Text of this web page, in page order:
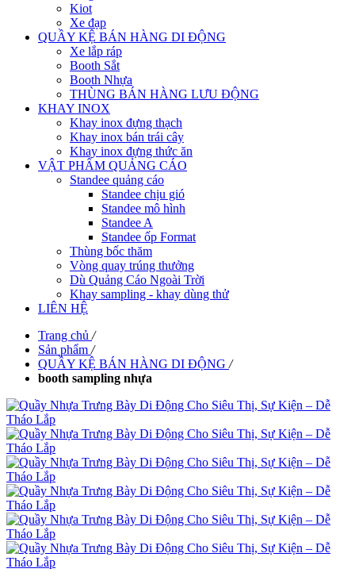
Kiot
Xe đạp
QUẦY KỆ BÁN HÀNG DI ĐỘNG
Xe lắp ráp
Booth Sắt
Booth Nhựa
THÙNG BÁN HÀNG LƯU ĐỘNG
KHAY INOX
Khay inox đựng thạch
Khay inox bán trái cây
Khay inox đựng thức ăn
VẬT PHẨM QUẢNG CÁO
Standee quảng cáo
Standee chịu gió
Standee mô hình
Standee A
Standee ốp Format
Thùng bốc thăm
Vòng quay trúng thưởng
Dù Quảng Cáo Ngoài Trời
Khay sampling - khay dùng thử
LIÊN HỆ
Trang chủ /
Sản phẩm /
QUẦY KỆ BÁN HÀNG DI ĐỘNG /
booth sampling nhựa